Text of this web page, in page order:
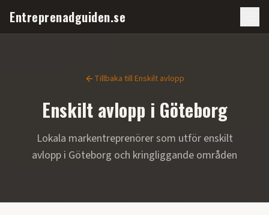
Entreprenadguiden.se
Tillbaka tillEnskilt avlopp
Enskilt avlopp i Göteborg
Lokala markentreprenörer som utför enskilt
avlopp i Göteborg och kringliggande områden